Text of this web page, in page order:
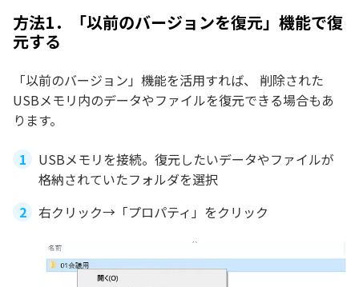
方法1．「以前のバージョンを復元」機能で復
元する
「以前のバージョン」機能を活用すれば、 削除された
USBメモリ内のデータやファイルを復元できる場合もあ
ります。
USBメモリを接続。復元したいデータやファイルが
格納されていたフォルダを選択
右クリック→「プロパティ」をクリック